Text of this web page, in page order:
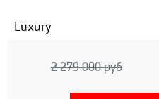
Luxury
2 279 000 руб